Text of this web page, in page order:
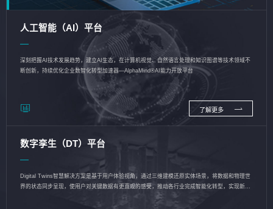
人工智能（AI）平台
深刻把握AI技术发展趋势，建立AI生态，在计算机视觉、自然语言处理和知识图谱等技术领域不
断创新，持续优化企业数智化转型加速器—AlphaMind®AI能力开放平台
了解更多
数字孪生（DT）平台
Digital Twins智慧解决方案是基于用户体验视角，通过三维建模还原实体场景，将数据和物理世
界的状态同步呈现，使用户对关键数据有更直观的感受，推动各行业完成智能化转型，实现新旧